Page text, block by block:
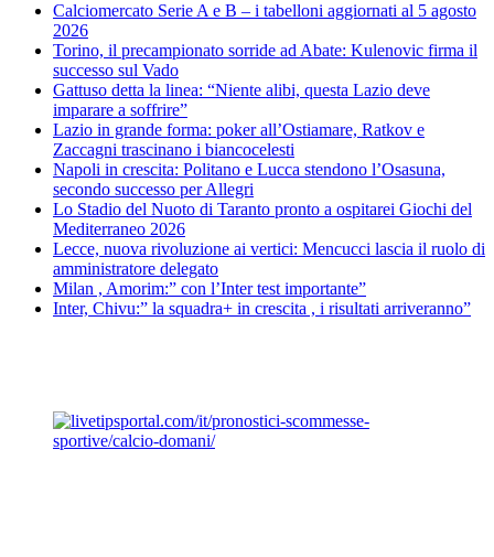
Calciomercato Serie A e B – i tabelloni aggiornati al 5 agosto
2026
Torino, il precampionato sorride ad Abate: Kulenovic firma il
successo sul Vado
Gattuso detta la linea: “Niente alibi, questa Lazio deve
imparare a soffrire”
Lazio in grande forma: poker all’Ostiamare, Ratkov e
Zaccagni trascinano i biancocelesti
Napoli in crescita: Politano e Lucca stendono l’Osasuna,
secondo successo per Allegri
Lo Stadio del Nuoto di Taranto pronto a ospitarei Giochi del
Mediterraneo 2026
Lecce, nuova rivoluzione ai vertici: Mencucci lascia il ruolo di
amministratore delegato
Milan , Amorim:” con l’Inter test importante”
Inter, Chivu:” la squadra+ in crescita , i risultati arriveranno”